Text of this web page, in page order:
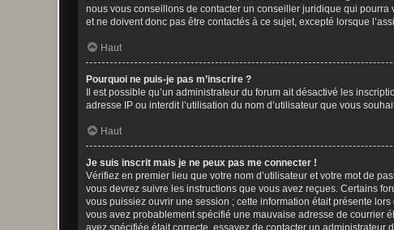
nous vous conseillons de contacter un conseiller juridique qui
et ne doivent donc pas être contactés à ce sujet, excepté lorsque
Haut
Pourquoi ne puis-je pas m’inscrire ?
Il est possible qu’un administrateur du forum ait désactivé les
adresse IP ou interdit l’utilisation du nom d’utilisateur que vous
Haut
Je suis inscrit mais je ne peux pas me connecter !
Vérifiez en premier lieu que votre nom d’utilisateur et votre mot de
vous devrez suivre les instructions que vous avez reçues. Certains
vous puissiez ouvrir une session ; cette information était présente
vous avez probablement spécifié une mauvaise adresse de courrier
avez spécifiée était correcte, essayez de contacter un administrateur